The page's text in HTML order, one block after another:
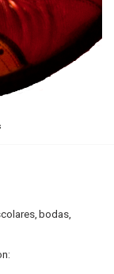
bodas,